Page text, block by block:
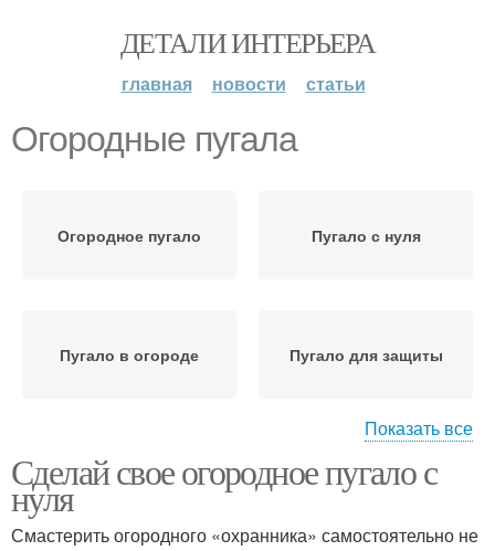
ДЕТАЛИ ИНТЕРЬЕРА
главная новости статьи
Огородные пугала
Огородное пугало Пугало с нуля
Пугало в огороде Пугало для защиты
Пугала из подручных
материалов
целях
Показать все
Сделай свое огородное пугало с
нуля
Смастерить огородного «охранника» самостоятельно не